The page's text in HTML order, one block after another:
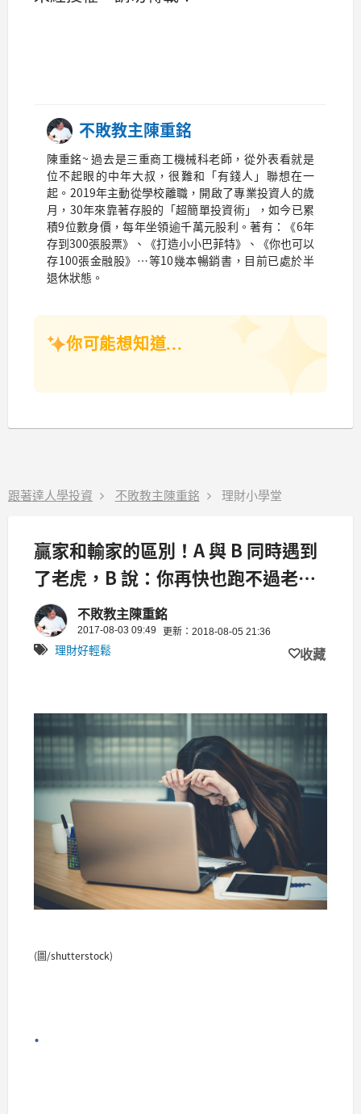
不敗教主陳重銘
陳重銘~ 過去是三重商工機械科老師，從外表看就是
位不起眼的中年大叔，很難和「有錢人」聯想在一
起。2019年主動從學校離職，開啟了專業投資人的歲
月，30年來靠著存股的「超簡單投資術」，如今已累
積9位數身價，每年坐領逾千萬元股利。著有：《6年
存到300張股票》、《打造小小巴菲特》、《你也可以
存100張金融股》…等10幾本暢銷書，目前已處於半
退休狀態。
你可能想知道...
跟著達人學投資 不敗教主陳重銘 理財小學堂
贏家和輸家的區別！A 與 B 同時遇到
了老虎，B 說：你再快也跑不過老虎
沒想到 A 竟回答...
不敗教主陳重銘
2017-08-03 09:49 更新：2018-08-05 21:36
理財好輕鬆 收藏
(圖/shutterstock)
.